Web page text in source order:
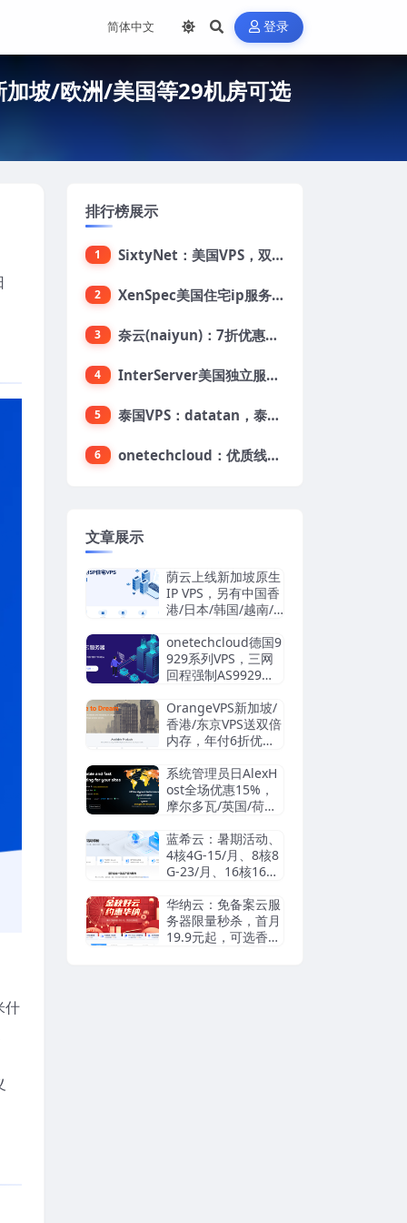
登录
坡/欧洲/美国等29机房可选
什
排行榜展示
1 SixtyNet：美国VPS，双ISP类住宅IP(AT&T)，CN2 GIA网络，超高DDoS防御，$14/月，2G内存/2核/40gSSD/5T流量/10Gbps带宽
2 XenSpec美国住宅ip服务器：美国家用ip/无限流量/10Gbps独享带宽/449美元/月起，支持支付宝
3 奈云(naiyun)：7折优惠，低至34元/月，洛杉矶/香港机房，三网CN2 GIA/CUII/高防保护，解锁Chatgpt/Tiktok
4 InterServer美国独立服务器：AMD RYZEN 3600X处理器，75美元/月，送40美元
5 泰国VPS：datatan，泰国不限流量VPS，$33/月，4G内存/3核/60gSSD
6 onetechcloud：优质线路，精品VPS低至28元，美国三网原生CN2 GIA（高防可选）、香港CN2、韩国CN2
文章展示
荫云上线新加坡原生
IP VPS，另有中国香
港/日本/韩国/越南/
德国/西班牙/美国双I
SP/中国台湾原生I
P，4.2美元/月起，
onetechcloud德国9
929系列VPS，三网
回程强制AS9929，
OrangeVPS新加坡/
香港/东京VPS送双倍
内存，年付6折优
起，支持支付宝/微
信/Paypal
系统管理员日AlexH
ost全场优惠15%，
摩尔多瓦/英国/荷兰/
S/独立服务器，无视
DMCA滥用投诉/可
匿名
蓝希云：暑期活动、
4核4G-15/月、8核8
G-23/月、16核16G-
华纳云：免备案云服
务器限量秒杀，首月
19.9元起，可选香港